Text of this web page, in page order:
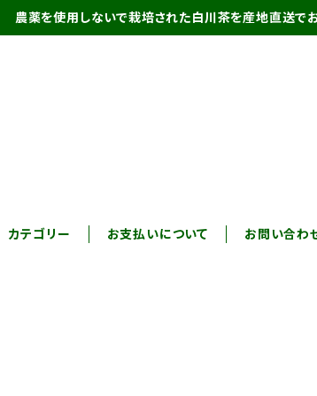
農薬を使用しないで栽培された白川茶を産地直送で
カテゴリー お支払いについて お問い合わ